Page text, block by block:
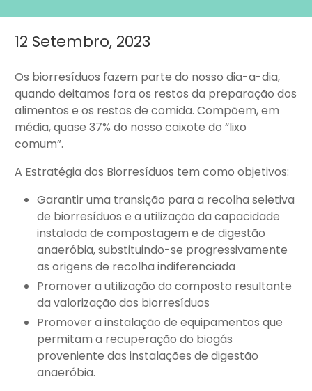
Main
12 Setembro, 2023
Os biorresíduos fazem parte do nosso dia-a-dia,
quando deitamos fora os restos da preparação dos
alimentos e os restos de comida. Compõem, em
média, quase 37% do nosso caixote do “lixo
comum”.
A Estratégia dos Biorresíduos tem como objetivos:
Garantir uma transição para a recolha seletiva
de biorresíduos e a utilização da capacidade
instalada de compostagem e de digestão
anaeróbia, substituindo-se progressivamente
as origens de recolha indiferenciada
Promover a utilização do composto resultante
da valorização dos biorresíduos
Promover a instalação de equipamentos que
permitam a recuperação do biogás
proveniente das instalações de digestão
anaeróbia.